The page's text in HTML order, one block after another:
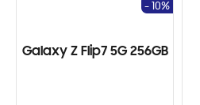
Galaxy Z Flip7 5G 256GB
- 10%